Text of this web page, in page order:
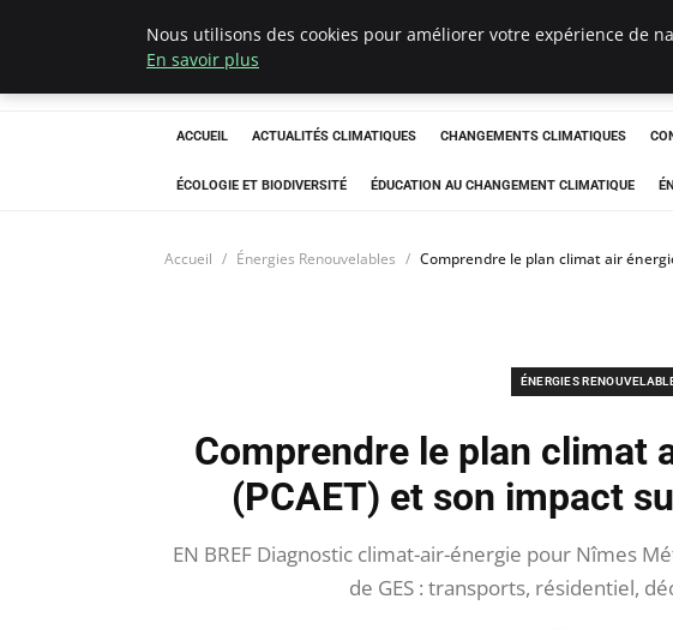
Climatedebtagents
ACCUEIL ACTUALITÉS CLIMATIQUES CHANGEMENTS CLIMATIQUES
ÉCOLOGIE ET BIODIVERSITÉ ÉDUCATION AU CHANGEMENT CLIMATIQUE
Accueil Énergies Renouvelables Comprendre le plan climat air
ÉNERGIES
Comprendre le plan climat
(PCAET) et son impact
EN BREF Diagnostic climat-air-énergie pour Nîmes
de GES : transports, résidentiel,
Nous utilisons des cookies pour améliorer votre expérience de
En savoir plus